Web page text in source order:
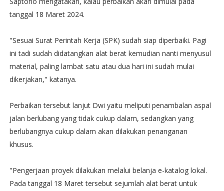
tanggal 18 Maret 2024.
"Sesuai Surat Perintah Kerja (SPK) sudah siap diperbaiki. Pagi
ini tadi sudah didatangkan alat berat kemudian nanti menyusul
material, paling lambat satu atau dua hari ini sudah mulai
dikerjakan," katanya.
Perbaikan tersebut lanjut Dwi yaitu meliputi penambalan aspal
jalan berlubang yang tidak cukup dalam, sedangkan yang
berlubangnya cukup dalam akan dilakukan penanganan
khusus.
"Pengerjaan proyek dilakukan melalui belanja e-katalog lokal.
Pada tanggal 18 Maret tersebut sejumlah alat berat untuk